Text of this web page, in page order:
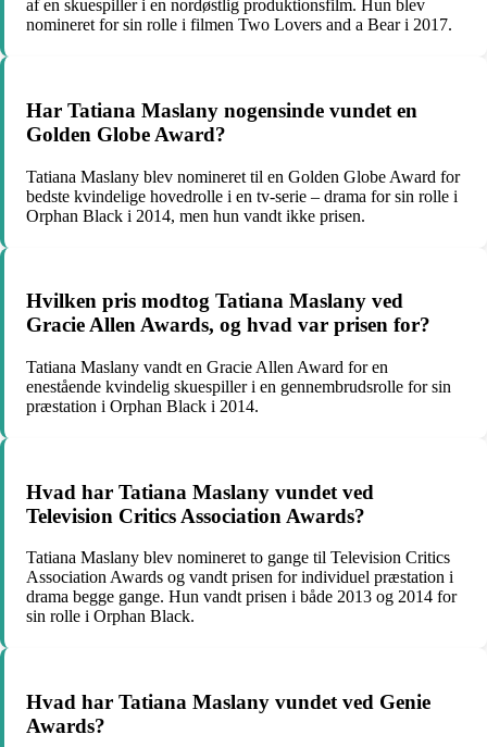
af en skuespiller i en nordøstlig produktionsfilm. Hun blev
nomineret for sin rolle i filmen Two Lovers and a Bear i 2017.
Har Tatiana Maslany nogensinde vundet en
Golden Globe Award?
Tatiana Maslany blev nomineret til en Golden Globe Award for
bedste kvindelige hovedrolle i en tv-serie – drama for sin rolle i
Orphan Black i 2014, men hun vandt ikke prisen.
Hvilken pris modtog Tatiana Maslany ved
Gracie Allen Awards, og hvad var prisen for?
Tatiana Maslany vandt en Gracie Allen Award for en
enestående kvindelig skuespiller i en gennembrudsrolle for sin
præstation i Orphan Black i 2014.
Hvad har Tatiana Maslany vundet ved
Television Critics Association Awards?
Tatiana Maslany blev nomineret to gange til Television Critics
Association Awards og vandt prisen for individuel præstation i
drama begge gange. Hun vandt prisen i både 2013 og 2014 for
sin rolle i Orphan Black.
Hvad har Tatiana Maslany vundet ved Genie
Awards?